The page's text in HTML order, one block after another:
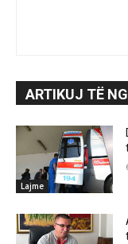
ARTIKUJ TË
Lajme